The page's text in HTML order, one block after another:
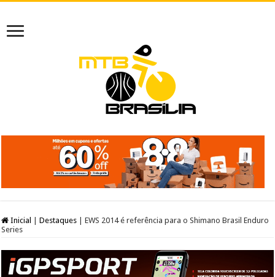
Inicial Destaques
EWS 2014 é referência para o Shimano Brasil Enduro
Series